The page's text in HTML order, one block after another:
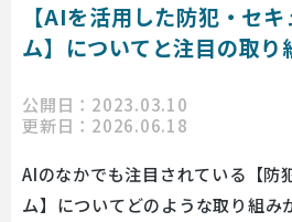
【AIを活用した防犯・セ
ム】についてと注目の取り
公開日：2023.03.10
更新日：2026.06.18
AIのなかでも注目されている【防
ム】についてどのような取り組み